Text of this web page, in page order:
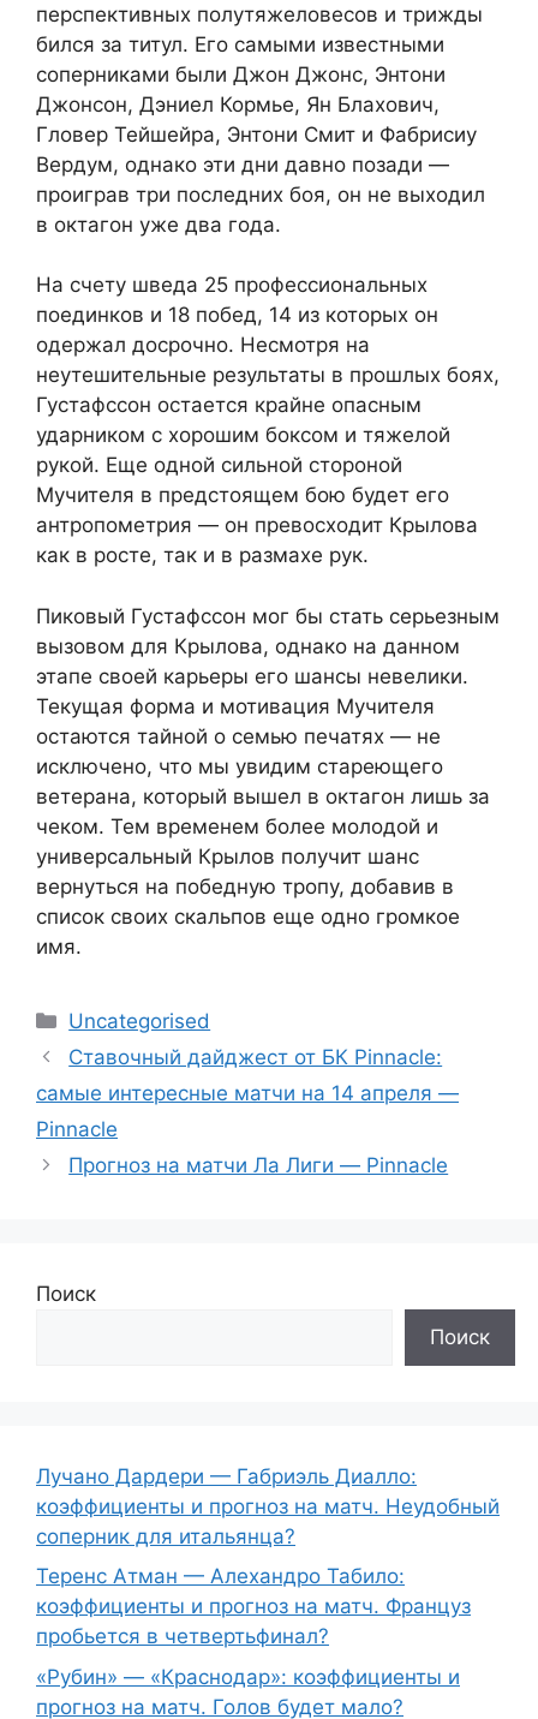
перспективных полутяжеловесов и трижды
бился за титул. Его самыми известными
соперниками были Джон Джонс, Энтони
Джонсон, Дэниел Кормье, Ян Блахович,
Гловер Тейшейра, Энтони Смит и Фабрисиу
Вердум, однако эти дни давно позади —
проиграв три последних боя, он не выходил
в октагон уже два года.
На счету шведа 25 профессиональных
поединков и 18 побед, 14 из которых он
одержал досрочно. Несмотря на
неутешительные результаты в прошлых боях,
Густафссон остается крайне опасным
ударником с хорошим боксом и тяжелой
рукой. Еще одной сильной стороной
Мучителя в предстоящем бою будет его
антропометрия — он превосходит Крылова
как в росте, так и в размахе рук.
Пиковый Густафссон мог бы стать серьезным
вызовом для Крылова, однако на данном
этапе своей карьеры его шансы невелики.
Текущая форма и мотивация Мучителя
остаются тайной о семью печатях — не
исключено, что мы увидим стареющего
ветерана, который вышел в октагон лишь за
чеком. Тем временем более молодой и
универсальный Крылов получит шанс
вернуться на победную тропу, добавив в
список своих скальпов еще одно громкое
имя.
Рубрики
Uncategorised
Ставочный дайджест от БК Pinnacle:
самые интересные матчи на 14 апреля —
Pinnacle
Прогноз на матчи Ла Лиги — Pinnacle
Поиск
Поиск
Лучано Дардери — Габриэль Диалло:
коэффициенты и прогноз на матч. Неудобный
соперник для итальянца?
Теренс Атман — Алехандро Табило:
коэффициенты и прогноз на матч. Француз
пробьется в четвертьфинал?
«Рубин» — «Краснодар»: коэффициенты и
прогноз на матч. Голов будет мало?